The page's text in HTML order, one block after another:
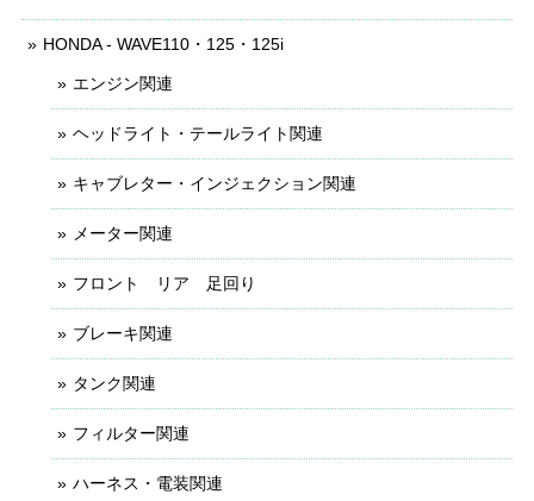
HONDA - WAVE110・125・125i
エンジン関連
ヘッドライト・テールライト関連
キャブレター・インジェクション関連
メーター関連
フロント リア 足回り
ブレーキ関連
タンク関連
フィルター関連
ハーネス・電装関連